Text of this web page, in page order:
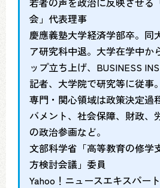
会」代表理事
慶應義塾大学経済学部卒。同
ア研究科中退。大学在学中か
ップ立ち上げ、BUSINESS
記者、大学院で研究等に従事。
専門・関心領域は政策決定過
バメント、社会保障、財政、
の政治参画など。
文部科学省「高等教育の修学
方検討会議」委員
Yahoo！ニュースエキスパー